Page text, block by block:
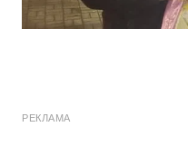
РЕКЛАМА